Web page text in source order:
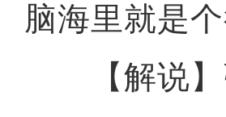
脑海里就是
【解说】